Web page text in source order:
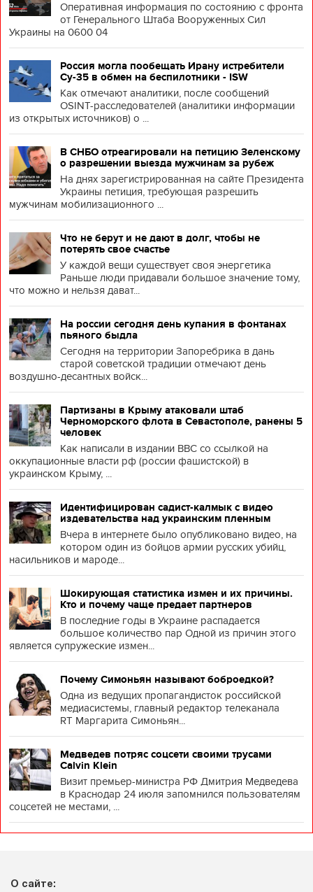
Оперативная информация по состоянию с фронта
от Генерального Штаба Вооруженных Сил
Украины на 0600 04
Россия могла пообещать Ирану истребители
Су-35 в обмен на беспилотники - ISW
Как отмечают аналитики, после сообщений
OSINT-расследователей (аналитики информации
из открытых источников) о ...
В СНБО отреагировали на петицию Зеленскому
о разрешении выезда мужчинам за рубеж
На днях зарегистрированная на сайте Президента
Украины петиция, требующая разрешить
мужчинам мобилизационного ...
Что не берут и не дают в долг, чтобы не
потерять свое счастье
У каждой вещи существует своя энергетика
Раньше люди придавали большое значение тому,
что можно и нельзя дават...
На россии сегодня день купания в фонтанах
пьяного быдла
Сегодня на территории Запоребрика в дань
старой советской традиции отмечают день
воздушно-десантных войск...
Партизаны в Крыму атаковали штаб
Черноморского флота в Севастополе, ранены 5
человек
Как написали в издании BBC со ссылкой на
оккупационные власти рф (россии фашистской) в
украинском Крыму, ...
Идентифицирован садист-калмык с видео
издевательства над украинским пленным
Вчера в интернете было опубликовано видео, на
котором один из бойцов армии русских убийц,
насильников и мароде...
Шокирующая статистика измен и их причины.
Кто и почему чаще предает партнеров
В последние годы в Украине распадается
большое количество пар Одной из причин этого
является супружеские измен...
Почему Симоньян называют боброедкой?
Одна из ведущих пропагандисток российской
медиасистемы, главный редактор телеканала
RT Маргарита Симоньян...
Медведев потряс соцсети своими трусами
Calvin Klein
Визит премьер-министра РФ Дмитрия Медведева
в Краснодар 24 июля запомнился пользователям
соцсетей не местами, ...
О сайте: